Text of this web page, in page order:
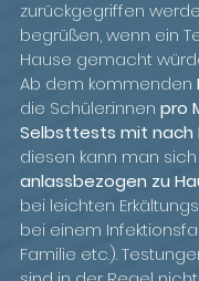
zurückgegriffen
begrüßen, wenn ein
Hause gemacht
Ab dem kommenden
die Schüler:innen pro
Selbsttests mit nach
diesen kann man sich
anlassbezogen zu
bei leichten
bei einem
Familie etc.).